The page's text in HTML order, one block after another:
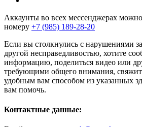
Аккаунты во всех мессенджерах
номеру +7 (985) 189-28-20
Если вы столкнулись с нарушениями
другой несправедливостью, хотите
информацию, поделиться видео или
требующими общего внимания,
удобным вам способом из указанных
вам помочь.
Контактные данные: